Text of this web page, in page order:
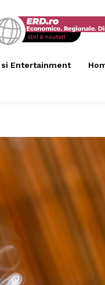
Entertainment